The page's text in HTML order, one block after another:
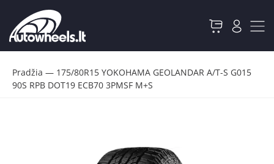
Pradžia — 175/80R15 YOKOHAMA GEOLANDAR A/T-S G015
90S RPB DOT19 ECB70 3PMSF M+S